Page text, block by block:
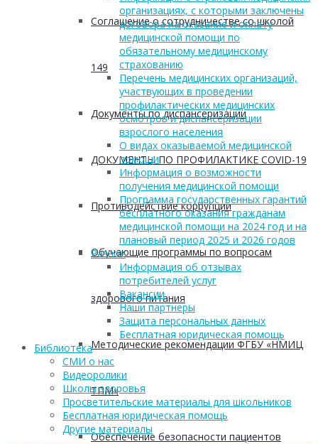
Соглашение о сотрудничестве со школой
149
Документы по диспансеризации
ДОКУМЕНТЫ ПО ПРОФИЛАКТИКЕ COVID-19
Противодействие коррупции
Обучающие программы по вопросам
здорового питания
Методические рекомендации ФГБУ «НМИЦ
ТПМ»
Обеспечение безопасности пациентов
организациях, с которыми заключены
договора на оказание и оплату
медицинской помощи по
обязательному медицинскому
страхованию
Перечень медицинских организаций,
участвующих в проведении
профилактических медицинских
осмотров и диспансеризации
взрослого населения
О видах оказываемой медицинской
помощи
Информация о возможности
получения медицинской помощи
Программа государственных гарантий
бесплатного оказания гражданам
медицинской помощи на 2024 год и на
плановый период 2025 и 2026 годов
Разное
Информация об отзывах
потребителей услуг
Вакансии
Наши партнеры
Защита персональных данных
Бесплатная юридическая помощь
Библиотека
СМИ о нас
Видеоролики
Школы здоровья
Просветительские материалы для школьников
Бесплатная юридическая помощь
Другие материалы